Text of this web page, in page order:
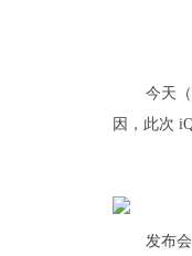
今天
因，此次
发布